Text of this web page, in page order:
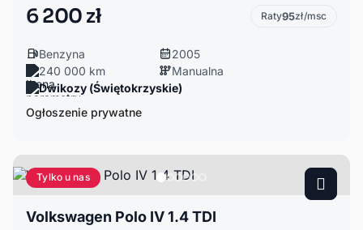
6 200 zł Raty95zł/msc
Benzyna
2005
240 000 km
Manualna
Dwikozy (Świętokrzyskie)
Ogłoszenie prywatne
Tylko u nas
Volkswagen Polo IV 1.4 TDI